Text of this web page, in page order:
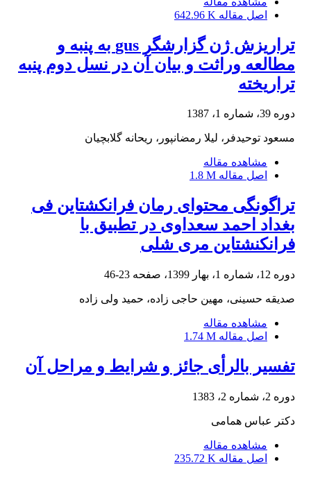
اصل مقاله 642.96 K
تراریزش ژن گزارشگر gus به پنبه و
مطالعه وراثت و بیان آن در نسل دوم پنبه
تراریخته
دوره 39، شماره 1، 1387
مسعود توحیدفر، لیلا رمضان‏پور، ریحانه گلابچیان
مشاهده مقاله
اصل مقاله 1.8 M
تراگونگی محتوای رمان فرانکشتاین فی
بغداد احمد سعداوی در تطبیق با
فرانکنشتاین مری شلی
دوره 12، شماره 1، بهار 1399، صفحه 23-46
صدیقه حسینی، مهین حاجی زاده، حمید ولی زاده
مشاهده مقاله
اصل مقاله 1.74 M
تفسیر بالرأی جائز و شرایط و مراحل آن
دوره 2، شماره 2، 1383
دکتر عباس همامى
مشاهده مقاله
اصل مقاله 235.72 K